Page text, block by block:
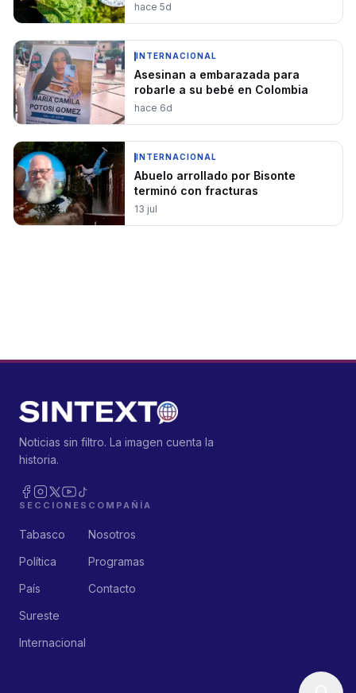
hace 5d
INTERNACIONAL
Asesinan a embarazada para
robarle a su bebé en Colombia
hace 6d
INTERNACIONAL
Abuelo arrollado por Bisonte
terminó con fracturas
13 jul
Noticias sin filtro. La imagen cuenta la
historia.
SECCIONES
Tabasco
Política
País
Sureste
Internacional
COMPAÑÍA
Nosotros
Programas
Contacto